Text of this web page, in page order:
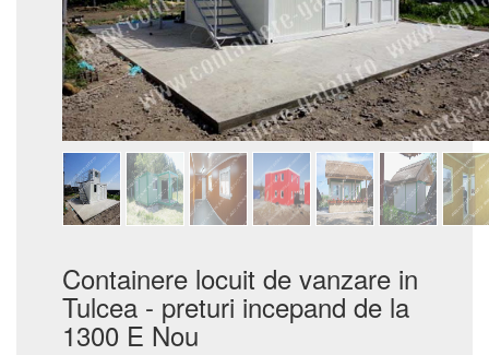
Containere locuit de vanzare in
Tulcea - preturi incepand de la
1300 E Nou